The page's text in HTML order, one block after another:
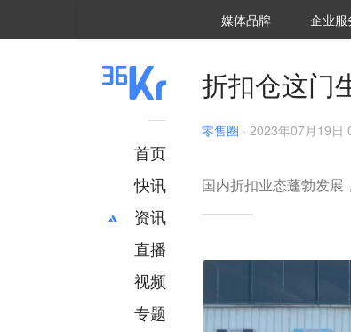
媒体品牌 36Kr研究
企业服
首页
快讯
资讯
推荐
财经
项目推荐
直播
视频
专题
折扣仓这门
零售圈 · 2023年07月19日
国内折扣业态蓬勃发展